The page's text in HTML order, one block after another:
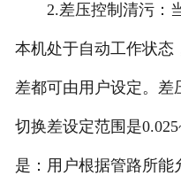
2.差压控制清污：当
本机处于自动工作状态
差都可由用户设定。差
切换差设定范围是
是：用户根据管路所能